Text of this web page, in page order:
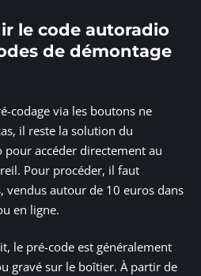
le code autoradio
de démontage
codage via les boutons ne
il reste la solution du
pour accéder directement au
Pour procéder, il faut
vendus autour de 10 euros dans
en ligne.
le pré-code est généralement
gravé sur le boîtier. À partir de